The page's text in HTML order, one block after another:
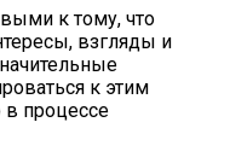
к тому, что
взгляды и
к этим
процессе